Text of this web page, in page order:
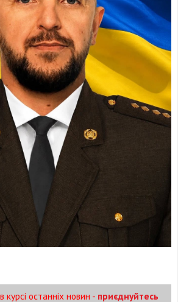
останніх новин - приєднуйтесь